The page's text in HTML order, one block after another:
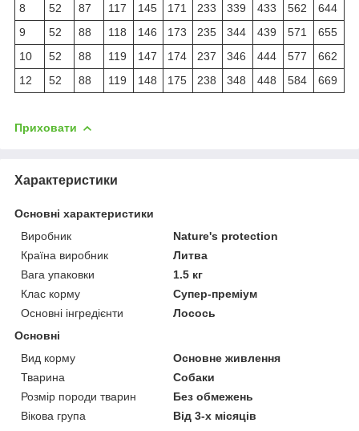
8
52 87 117 145 171 233 339 433 562
644
9
52 88 118 146 173 235 344 439 571
655
10
52 88 119 147 174 237 346 444 577
662
12
52 88 119 148 175 238 348 448 584 669
Приховати
Характеристики
Основні характеристики
Виробник
Nature's protection
Країна виробник
Литва
Вага упаковки
1.5 кг
Клас корму
Супер-преміум
Основні інгредієнти
Лосось
Основні
Вид корму
Основне живлення
Тварина
Собаки
Розмір породи тварин
Без обмежень
Вікова група
Від 3-х місяців